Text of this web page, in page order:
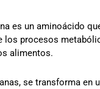
es un aminoácido
los procesos
alimentos.
se transforma en